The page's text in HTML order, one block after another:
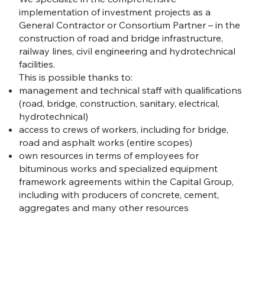
implementation of investment projects as a
General Contractor or Consortium Partner – in the
construction of road and bridge infrastructure,
railway lines, civil engineering and hydrotechnical
facilities.
This is possible thanks to:
management and technical staff with qualifications
(road, bridge, construction, sanitary, electrical,
hydrotechnical)
access to crews of workers, including for bridge,
road and asphalt works (entire scopes)
own resources in terms of employees for
bituminous works and specialized equipment
framework agreements within the Capital Group,
including with producers of concrete, cement,
aggregates and many other resources